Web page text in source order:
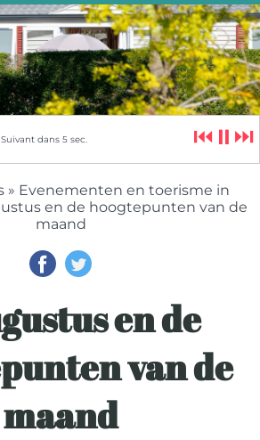
Suivant dans 4 sec. ⏮ ⏸ ⏭
» Evenementen en toerisme in
en de hoogtepunten van de
maand
en de
van de
maand